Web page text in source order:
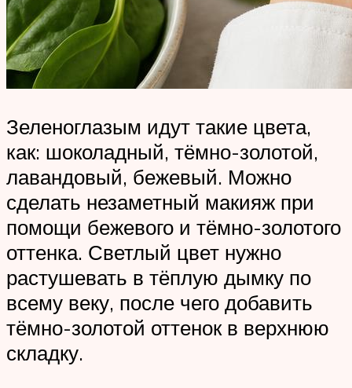
Зеленоглазым идут такие цвета,
как: шоколадный, тёмно-золотой,
лавандовый, бежевый. Можно
сделать незаметный макияж при
помощи бежевого и тёмно-золотого
оттенка. Светлый цвет нужно
растушевать в тёплую дымку по
всему веку, после чего добавить
тёмно-золотой оттенок в верхнюю
складку.